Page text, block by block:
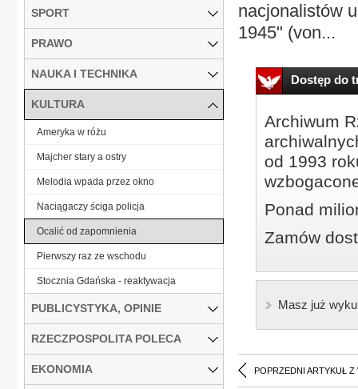
nacjonalistów
1945" (von...
Dostęp do
Archiwum
od 1993
Ponad
Zamów
Masz już
POPRZEDNI ARTYKUŁ Z
SPORT
PRAWO
NAUKA I TECHNIKA
KULTURA
Ameryka w różu
Majcher stary a ostry
Melodia wpada przez okno
Naciągaczy ściga policja
Ocalić od zapomnienia
Pierwszy raz ze wschodu
Stocznia Gdańska - reaktywacja
PUBLICYSTYKA, OPINIE
RZECZPOSPOLITA POLECA
EKONOMIA